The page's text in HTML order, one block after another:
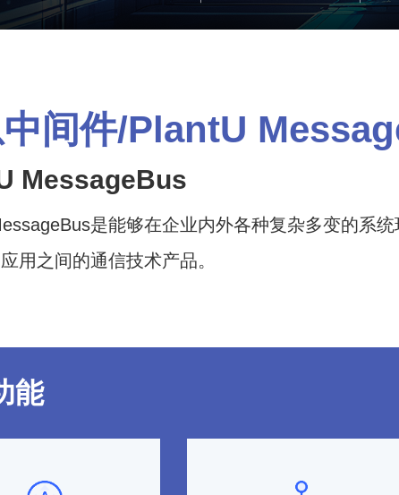
间件/PlantU
MessageBus
是能够在企业内外各种复杂多变的系
用之间的通信技术产品。
能